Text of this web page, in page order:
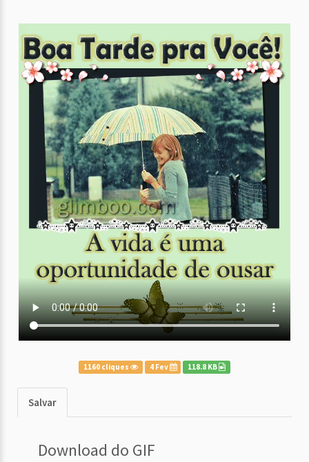
1160 cliques 4 Fev 118.8 KB
Salvar
Download do GIF